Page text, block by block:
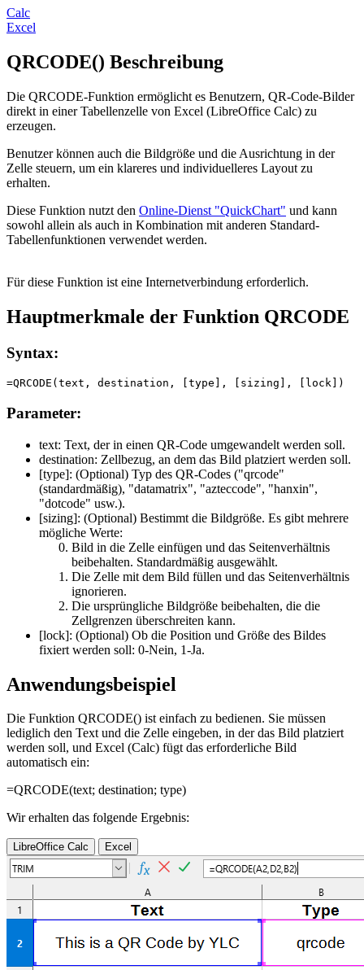
Calc
Excel
QRCODE() Beschreibung
Die QRCODE-Funktion ermöglicht es Benutzern, QR-Code-Bilder
direkt in einer Tabellenzelle von Excel (LibreOffice Calc) zu
erzeugen.
Benutzer können auch die Bildgröße und die Ausrichtung in der
Zelle steuern, um ein klareres und individuelleres Layout zu
erhalten.
Diese Funktion nutzt den Online-Dienst "QuickChart" und kann
sowohl allein als auch in Kombination mit anderen Standard-
Tabellenfunktionen verwendet werden.
Für diese Funktion ist eine Internetverbindung erforderlich.
Hauptmerkmale der Funktion QRCODE
Syntax:
Parameter:
text: Text, der in einen QR-Code umgewandelt werden soll.
destination: Zellbezug, an dem das Bild platziert werden soll.
[type]: (Optional) Typ des QR-Codes ("qrcode"
(standardmäßig), "datamatrix", "azteccode", "hanxin",
"dotcode" usw.).
[sizing]: (Optional) Bestimmt die Bildgröße. Es gibt mehrere
mögliche Werte:
Bild in die Zelle einfügen und das Seitenverhältnis
beibehalten. Standardmäßig ausgewählt.
Die Zelle mit dem Bild füllen und das Seitenverhältnis
ignorieren.
Die ursprüngliche Bildgröße beibehalten, die die
Zellgrenzen überschreiten kann.
[lock]: (Optional) Ob die Position und Größe des Bildes
fixiert werden soll: 0-Nein, 1-Ja.
Anwendungsbeispiel
Die Funktion QRCODE() ist einfach zu bedienen. Sie müssen
lediglich den Text und die Zelle eingeben, in der das Bild platziert
werden soll, und Excel (Calc) fügt das erforderliche Bild
automatisch ein:
=QRCODE(text; destination; type)
Wir erhalten das folgende Ergebnis:
LibreOffice Calc Excel